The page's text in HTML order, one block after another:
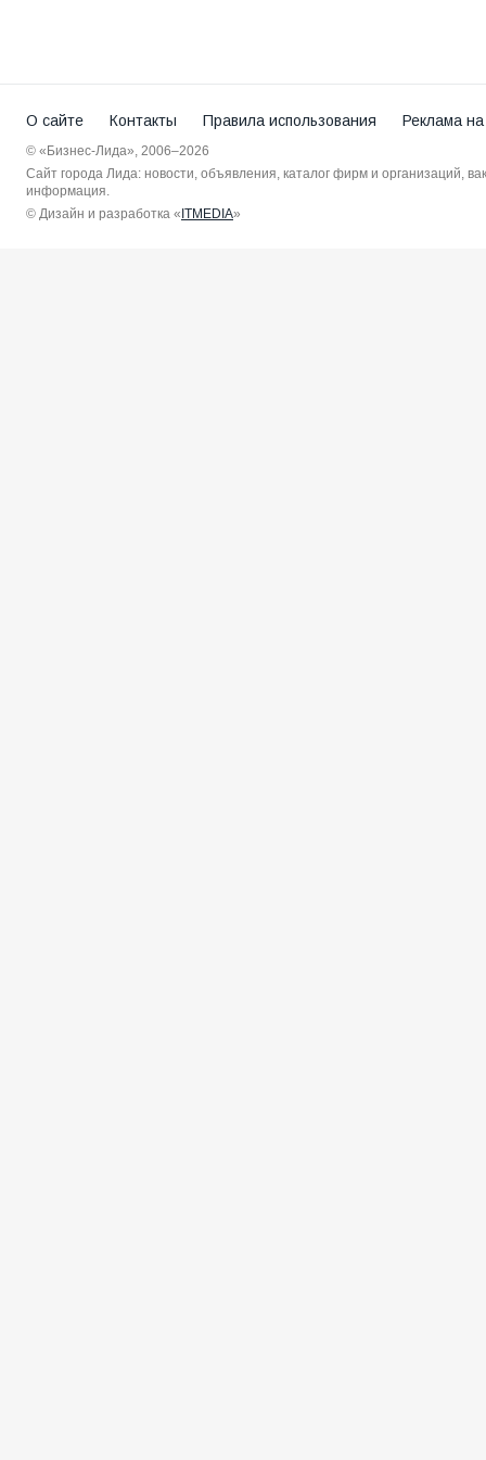
О сайте Контакты Правила использования Реклама
© «Бизнес-Лида», 2006–2026
Сайт города Лида: новости, объявления, каталог фирм и организаций,
информация.
© Дизайн и разработка « ITMEDIA»